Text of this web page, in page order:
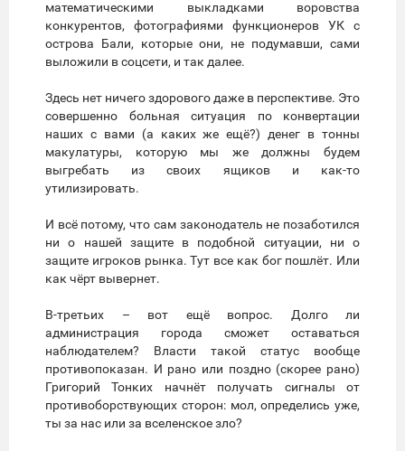
математическими выкладками воровства
конкурентов, фотографиями функционеров УК с
острова Бали, которые они, не подумавши, сами
выложили в соцсети, и так далее.
Здесь нет ничего здорового даже в перспективе. Это
совершенно больная ситуация по конвертации
наших с вами (а каких же ещё?) денег в тонны
макулатуры, которую мы же должны будем
выгребать из своих ящиков и как-то
утилизировать.
И всё потому, что сам законодатель не позаботился
ни о нашей защите в подобной ситуации, ни о
защите игроков рынка. Тут все как бог пошлёт. Или
как чёрт вывернет.
В-третьих – вот ещё вопрос. Долго ли
администрация города сможет оставаться
наблюдателем? Власти такой статус вообще
противопоказан. И рано или поздно (скорее рано)
Григорий Тонких начнёт получать сигналы от
противоборствующих сторон: мол, определись уже,
ты за нас или за вселенское зло?